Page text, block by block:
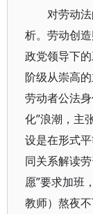
对劳动
析。劳动创
政党领导下
阶级从崇高
劳动者公法
化”浪潮，主
设是在形式
同关系解读
愿”要求加班
教师）熬夜